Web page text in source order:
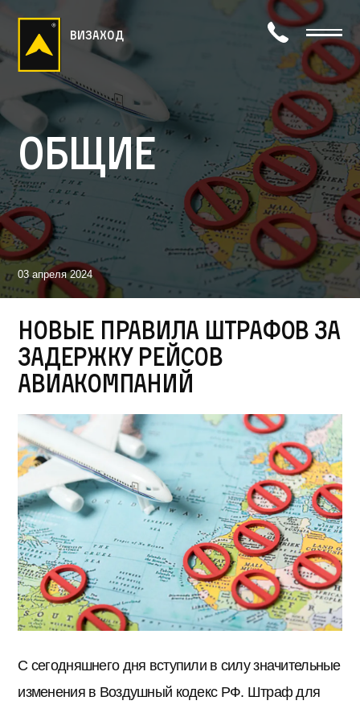
визаход
Общие
03 апреля 2024
Новые правила штрафов за
задержку рейсов
авиакомпаний
С сегодняшнего дня вступили в силу значительные
изменения в Воздушный кодекс РФ. Штраф для